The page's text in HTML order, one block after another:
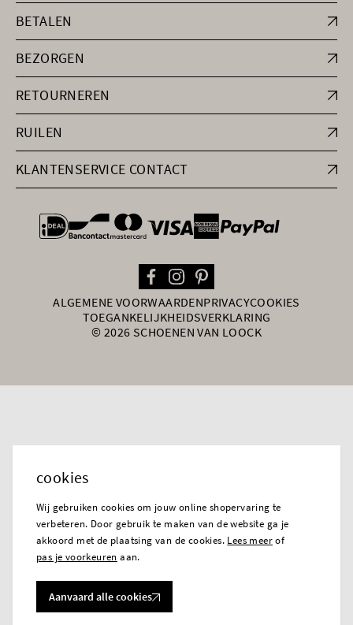
BETALEN
BEZORGEN
RETOURNEREN
RUILEN
KLANTENSERVICE CONTACT
general.paymentOptions
ALGEMENE VOORWAARDENPRIVACYCOOKIES
TOEGANKELIJKHEIDSVERKLARING
© 2026 SCHOENEN VAN LOOCK
cookies
Wij gebruiken cookies om jouw online shopervaring te
verbeteren. Door gebruik te maken van de website ga je
akkoord met de plaatsing van de cookies. Lees meerof
pas je voorkeuren aan.
Aanvaard alle cookies